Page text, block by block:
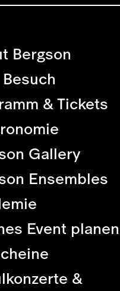
Bergson
& Tickets
Gallery
Ensembles
Event planen
&